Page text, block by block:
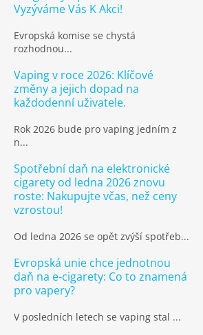
Vyzýváme Vás K Akci!
Evropská komise se chystá
rozhodnou...
Vaping v roce 2026: Klíčové
změny a jejich dopad na
každodenní uživatele.
Rok 2026 bude pro vaping jedním z
n...
Spotřební daň na elektronické
cigarety od ledna 2026 znovu
roste: Nakupujte včas, než ceny
vzrostou!
Od ledna 2026 se opět zvýší spotřeb...
Evropská unie chce jednotnou
daň na e-cigarety: Co to znamená
pro vapery?
V posledních letech se vaping stal ...